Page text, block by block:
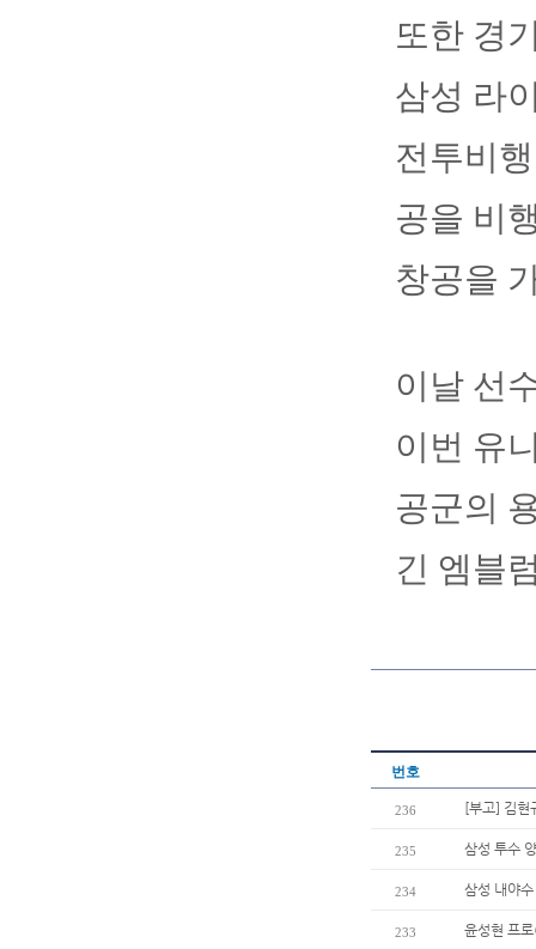
또한 경
삼성 라
전투비
공을 비
창공을
이날 선
이번 유
공군의
긴 엠블
번호
236 [부고] 김현
235 삼성 투수
234 삼성 내야
233 윤성현 프